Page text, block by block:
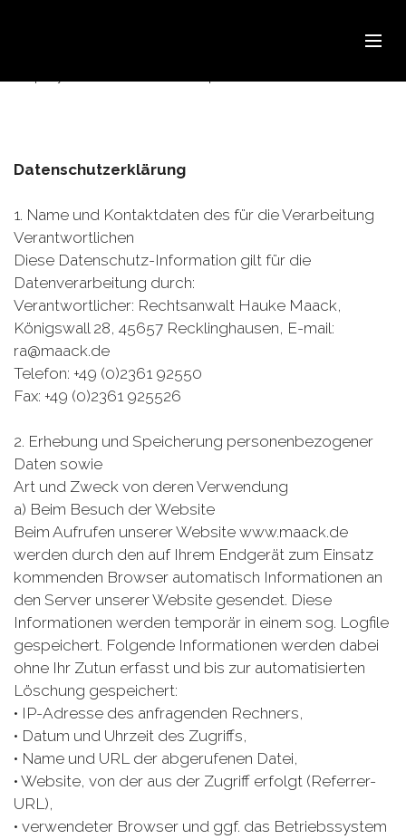
Datenschutzerklärung
1. Name und Kontaktdaten des für die Verarbeitung
Verantwortlichen
Diese Datenschutz-Information gilt für die
Datenverarbeitung durch:
Verantwortlicher: Rechtsanwalt Hauke Maack,
Königswall 28, 45657 Recklinghausen, E-mail:
ra@maack.de
Telefon: +49 (0)2361 92550
Fax: +49 (0)2361 925526
2. Erhebung und Speicherung personenbezogener
Daten sowie
Art und Zweck von deren Verwendung
a) Beim Besuch der Website
Beim Aufrufen unserer Website www.maack.de
werden durch den auf Ihrem Endgerät zum Einsatz
kommenden Browser automatisch Informationen an
den Server unserer Website gesendet. Diese
Informationen werden temporär in einem sog. Logfile
gespeichert. Folgende Informationen werden dabei
ohne Ihr Zutun erfasst und bis zur automatisierten
Löschung gespeichert:
• IP-Adresse des anfragenden Rechners,
• Datum und Uhrzeit des Zugriffs,
• Name und URL der abgerufenen Datei,
• Website, von der aus der Zugriff erfolgt (Referrer-
URL),
• verwendeter Browser und ggf. das Betriebssystem